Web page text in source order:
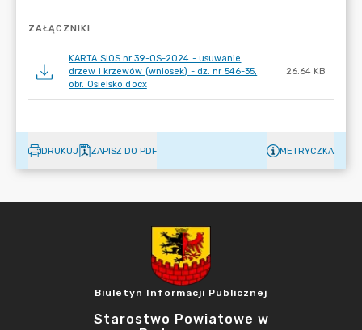
ZAŁĄCZNIKI
KARTA SIOS nr 39-OS-2024 - usuwanie
drzew i krzewów (wniosek) - dz. nr 546-35,
obr. Osielsko.docx
26.64 KB
DRUKUJ ZAPISZ DO PDF METRYCZKA
Biuletyn Informacji Publicznej
Starostwo Powiatowe w